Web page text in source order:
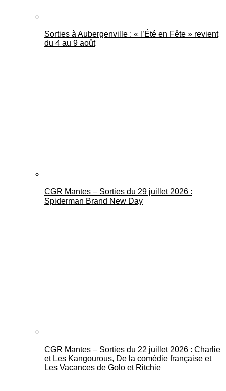
Sorties à Aubergenville : « l’Été en Fête » revient
du 4 au 9 août
CGR Mantes – Sorties du 29 juillet 2026 :
Spiderman Brand New Day
CGR Mantes – Sorties du 22 juillet 2026 : Charlie
et Les Kangourous, De la comédie française et
Les Vacances de Golo et Ritchie